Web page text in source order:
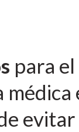
para el
médica